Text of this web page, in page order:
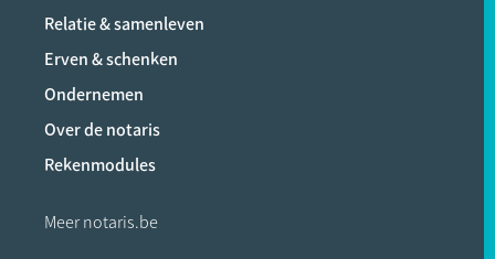
Relatie & samenleven
Erven & schenken
Ondernemen
Over de notaris
Rekenmodules
Meer notaris.be